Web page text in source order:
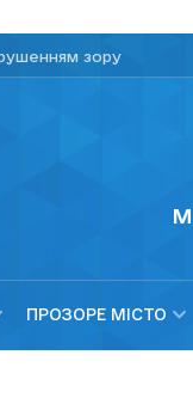
зору
ПРОЗОРЕ МІСТО